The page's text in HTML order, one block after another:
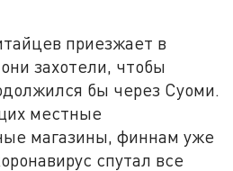
приезжает в
захотели, чтобы
бы через Суоми.
местные
магазины, финнам уже
спутал все